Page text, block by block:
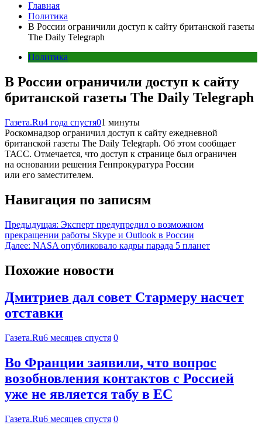
Главная
Политика
В России ограничили доступ к сайту британской газеты
The Daily Telegraph
Политика
В России ограничили доступ к сайту
британской газеты The Daily Telegraph
Газета.Ru4 года спустя01 минуты
Роскомнадзор ограничил доступ к сайту ежедневной
британской газеты The Daily Telegraph. Об этом сообщает
ТАСС. Отмечается, что доступ к странице был ограничен
на основании решения Генпрокуратура России
или его заместителем.
Навигация по записям
Предыдущая: Эксперт предупредил о возможном
прекращении работы Skype и Outlook в России
Далее: NASA опубликовало кадры парада 5 планет
Похожие новости
Дмитриев дал совет Стармеру насчет
отставки
Газета.Ru6 месяцев спустя 0
Во Франции заявили, что вопрос
возобновления контактов с Россией
уже не является табу в ЕС
Газета.Ru6 месяцев спустя 0